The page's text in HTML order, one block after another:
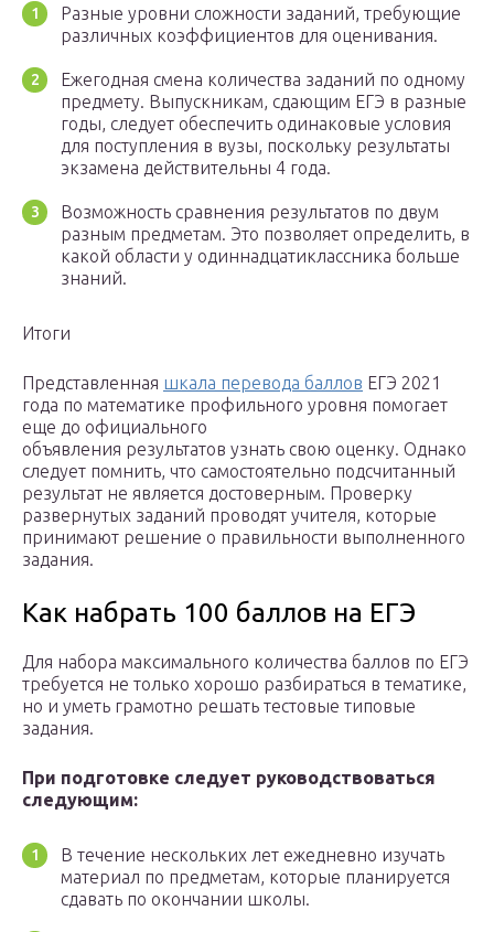
Разные уровни сложности заданий, требующие
различных коэффициентов для оценивания.
Ежегодная смена количества заданий по одному
предмету. Выпускникам, сдающим ЕГЭ в разные
годы, следует обеспечить одинаковые условия
для поступления в вузы, поскольку результаты
экзамена действительны 4 года.
Возможность сравнения результатов по двум
разным предметам. Это позволяет определить, в
какой области у одиннадцатиклассника больше
знаний.
Итоги
Представленная шкала перевода баллов ЕГЭ 2021
года по математике профильного уровня помогает
еще до официального
объявления результатов узнать свою оценку. Однако
следует помнить, что самостоятельно подсчитанный
результат не является достоверным. Проверку
развернутых заданий проводят учителя, которые
принимают решение о правильности выполненного
задания.
Как набрать 100 баллов на ЕГЭ
Для набора максимального количества баллов по ЕГЭ
требуется не только хорошо разбираться в тематике,
но и уметь грамотно решать тестовые типовые
задания.
При подготовке следует руководствоваться
следующим:
В течение нескольких лет ежедневно изучать
материал по предметам, которые планируется
сдавать по окончании школы.